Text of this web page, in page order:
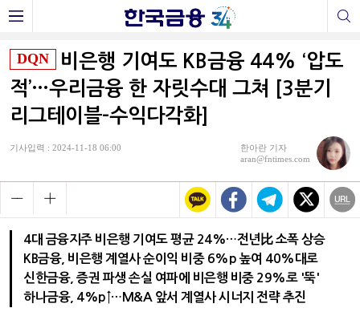
DQN
비은행 기여도 KB금융 44% ‘압도
적’…우리금융 한 자릿수대 그쳐 [3분기
리그테이블-수익다각화]
기사입력 : 2024-11-18 06:00
한아란 기자
aran@fntimes.com
4대 금융지주 비은행 기여도 평균 24%…전년比 소폭 상승
KB금융, 비은행 계열사 순이익 비중 6%p 높여 40%대로
신한금융, 증권 파생 손실 여파에 비은행 비중 29%로 '뚝'
하나금융, 4%p↑…M&A 앞서 계열사 시너지 전략 추진